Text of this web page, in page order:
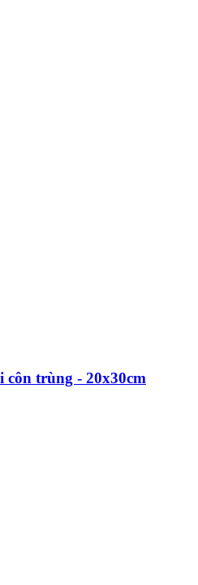
côn trùng - 20x30cm